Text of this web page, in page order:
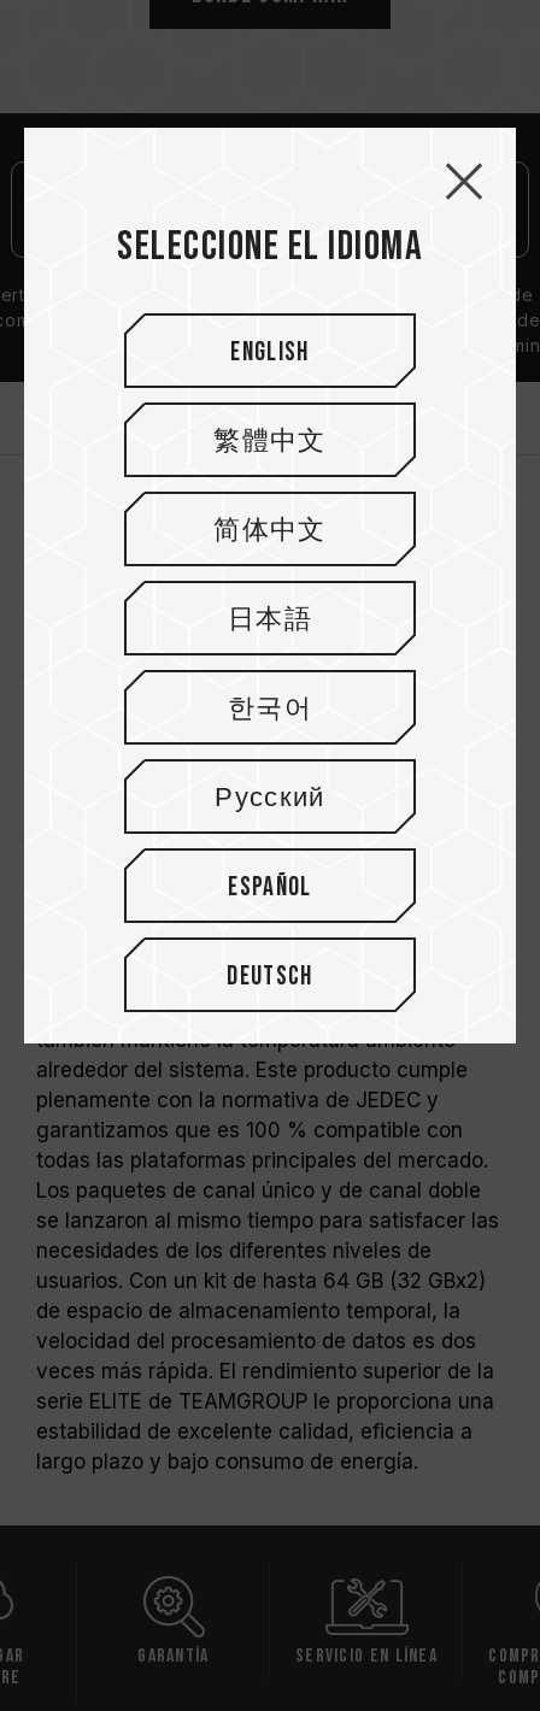
causar inestabilidad en el sistema o fallo en
El estado del controlador de memoria (IMC)
de la CPU y la versión de la BIOS de la placa
funcionamiento de la memoria.
depende de la configuración del BIOS y de
la compatibilidad con la tarjeta madre y el
Si XMP 2.0 (Intel) no está activado, la
memoria funcionará con la frecuencia
predeterminada del SPD (estándar JEDEC),
como DDR4-2133/2400 o inferior. Esto es
normal y no indica un defecto del producto.
Para alcanzar frecuencias superiores, el
usuario debe activar manualmente XMP 2.0.
Algunas tarjetas madre pueden no alcanzar
la frecuencia indicada debido a las
características del sistema.
El overclocking (incluida la activación de
XMP 2.0) no está cubierto por el estándar
JEDEC y puede afectar la estabilidad del
sistema. Si se presentan fallos, restablezca
los valores predeterminados del BIOS.
La frecuencia indicada en el módulo
representa su capacidad máxima, pero no
todos los sistemas podrán alcanzarla.
Antes de realizar overclocking, asegúrese
de que su tarjeta madre y procesador sean
compatibles con XMP 2.0; de lo contrario, la
memoria podría no operar a la velocidad
Los módulos de memoria TEAMGROUP han
sido sometidos a pruebas bajo condiciones
de voltaje estándar. Para problemas
relacionados con el procesador o la tarjeta
madre, comuníquese con el soporte técnico
del fabricante correspondiente.
de
vida
Solución de
disipación de
calor de
La calidad como principio
fundamental
La serie ELITE de TEAMGROUP lanzó un nuevo
producto de módulo de memoria DDR4, con un
voltaje de funcionamiento de solo 1,2 V, lo que
permite ahorrar mucho consumo de energía.
Reduce el calor que genera el producto en sí y
también mantiene la temperatura ambiente
alrededor del sistema. Este producto cumple
plenamente con la normativa de JEDEC y
garantizamos que es 100 % compatible con
todas las plataformas principales del mercado.
Los paquetes de canal único y de canal doble
se lanzaron al mismo tiempo para satisfacer las
necesidades de los diferentes niveles de
usuarios. Con un kit de hasta 64 GB (32 GBx2)
de espacio de almacenamiento temporal, la
velocidad del procesamiento de datos es dos
veces más rápida. El rendimiento superior de la
serie ELITE de TEAMGROUP le proporciona una
estabilidad de excelente calidad, eficiencia a
largo plazo y bajo consumo de energía.
Garantía Servicio en línea
Seleccione el idioma
English
繁體中文
简体中文
日本語
한국어
Русский
Español
Deutsch